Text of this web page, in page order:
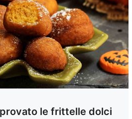
le frittelle dolci